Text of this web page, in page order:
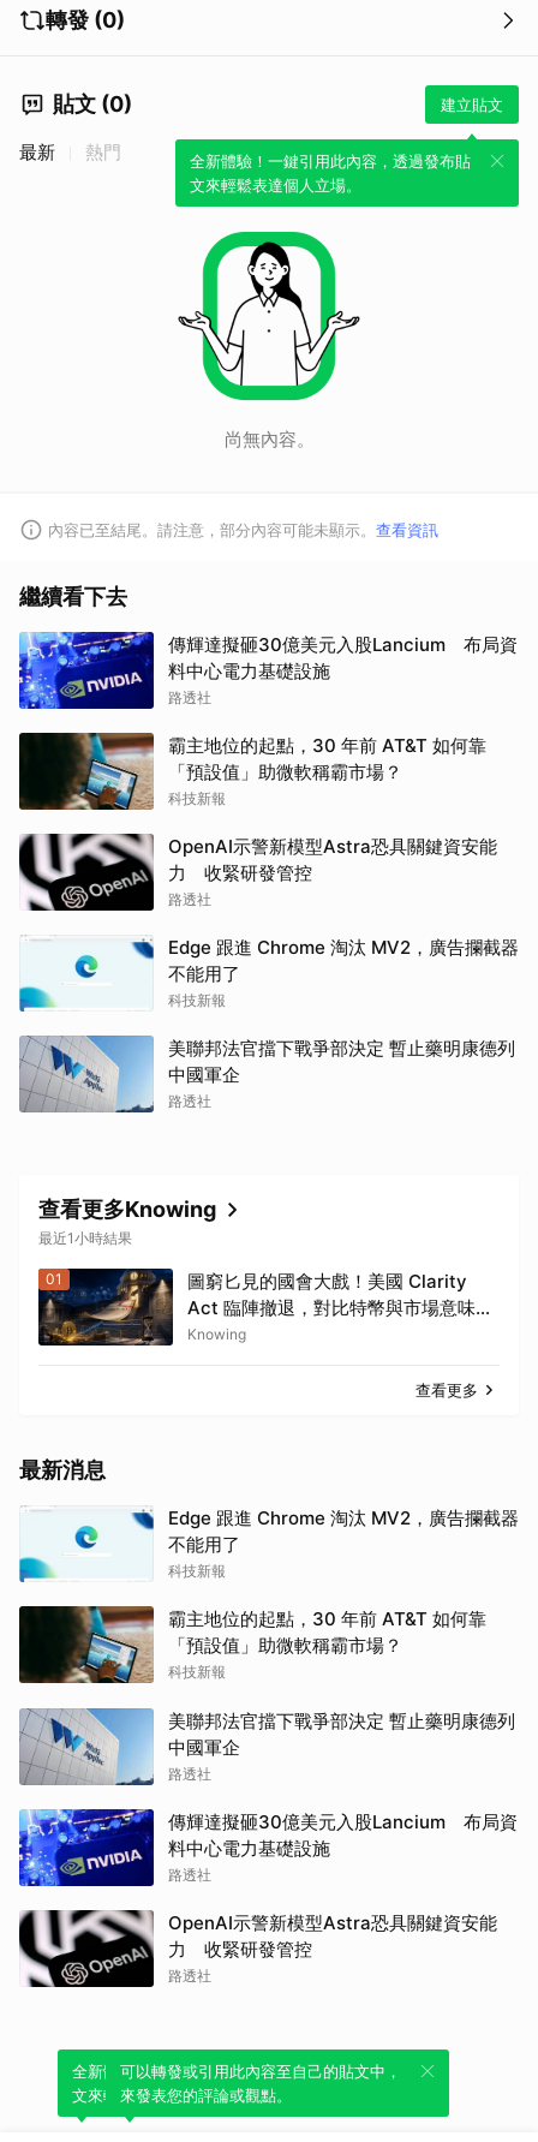
轉發 (0)
貼文 (0) 建立貼文
全新體驗！一鍵引用此內容，透過發布貼
文來輕鬆表達個人立場。
最新 熱門
尚無內容。
內容已至結尾。請注意，部分內容可能未顯示。 查看資訊
繼續看下去
傳輝達擬砸30億美元入股Lancium 布局資
料中心電力基礎設施
路透社
霸主地位的起點，30 年前 AT&T 如何靠
「預設值」助微軟稱霸市場？
科技新報
OpenAI示警新模型Astra恐具關鍵資安能
力 收緊研發管控
路透社
Edge 跟進 Chrome 淘汰 MV2，廣告攔截器
不能用了
科技新報
美聯邦法官擋下戰爭部決定 暫止藥明康德列
中國軍企
路透社
查看更多Knowing
最近1小時結果
01
圖窮匕見的國會大戲！美國 Clarity
Act 臨陣撤退，對比特幣與市場意味著
什麼？
Knowing
查看更多
最新消息
Edge 跟進 Chrome 淘汰 MV2，廣告攔截器
不能用了
科技新報
霸主地位的起點，30 年前 AT&T 如何靠
「預設值」助微軟稱霸市場？
科技新報
美聯邦法官擋下戰爭部決定 暫止藥明康德列
中國軍企
路透社
傳輝達擬砸30億美元入股Lancium 布局資
料中心電力基礎設施
路透社
OpenAI示警新模型Astra恐具關鍵資安能
力 收緊研發管控
路透社
全新體驗！一鍵引用此內容，透過發布貼
文來輕鬆表達個人立場。
可以轉發或引用此內容至自己的貼文中，
來發表您的評論或觀點。